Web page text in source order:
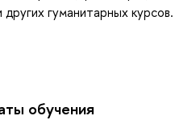
гуманитарных курсов.
обучения